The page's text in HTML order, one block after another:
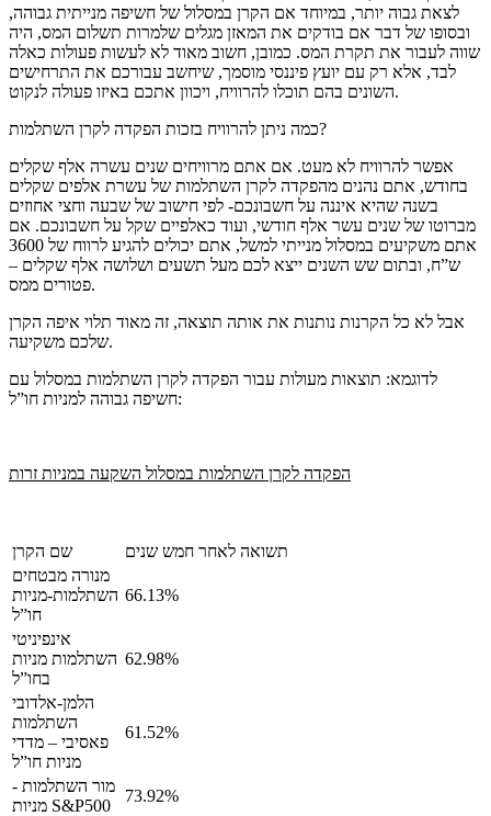
לצאת גבוה יותר, במיוחד אם הקרן במסלול של חשיפה מנייתית גבוהה,
ובסופו של דבר אם בודקים את המאזן מגלים שלמרות תשלום המס, היה
שווה לעבור את תקרת המס. כמובן, חשוב מאוד לא לעשות פעולות כאלה
לבד, אלא רק עם יועץ פיננסי מוסמך, שיחשב עבורכם את התרחישים
השונים בהם תוכלו להרוויח, ויכוון אתכם באיזו פעולה לנקוט.
כמה ניתן להרוויח בזכות הפקדה לקרן השתלמות?
אפשר להרוויח לא מעט. אם אתם מרוויחים שנים עשרה אלף שקלים
בחודש, אתם נהנים מהפקדה לקרן השתלמות של עשרת אלפים שקלים
בשנה שהיא איננה על חשבונכם- לפי חישוב של שבעה וחצי אחוזים
מברוטו של שנים עשר אלף חודשי, ועוד כאלפיים שקל על חשבונכם. אם
אתם משקיעים במסלול מנייתי למשל, אתם יכולים להגיע לרווח של 3600
ש”ח, ובתום שש השנים ייצא לכם מעל תשעים ושלושה אלף שקלים –
פטורים ממס.
אבל לא כל הקרנות נותנות את אותה תוצאה, זה מאוד תלוי איפה הקרן
שלכם משקיעה.
לדוגמא: תוצאות מעולות עבור הפקדה לקרן השתלמות במסלול עם
חשיפה גבוהה למניות חו”ל:
הפקדה לקרן השתלמות במסלול השקעה במניות זרות
שם הקרן
תשואה לאחר חמש שנים
מנורה מבטחים
השתלמות-מניות
חו”ל
66.13%
אינפיניטי
השתלמות מניות
בחו”ל
62.98%
הלמן-אלדובי
השתלמות
פאסיבי – מדדי
מניות חו”ל
61.52%
מור השתלמות -
מניות S&P500
73.92%